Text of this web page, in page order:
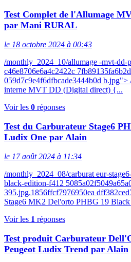
Test Complet de l'Allumage
par Mani RURAL
le 18 octobre 2024 à 00:43
/monthly_2024_10/allumage -mvt-dd-
c46e8706e6a4c2422c
059d7c9e4f6dfbcade3444b0d b.jpg">
interne MVT DD (Digital direct) {...
Voir les 0 réponses
Test du Carburateur Stage6
Ludix One par Alain
le 17 août 2024 à 11:34
/monthly_2024_08/carburat eur-
black-edition-f412
395.jpg.1856ffcf7976950ea
Stage6 MK2 Del'orto PHBG 19
Voir les 1 réponses
Test produit Carburateur
Peugeot Ludix Trend par Alain